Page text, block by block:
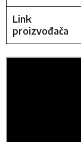
Link
proizvođača